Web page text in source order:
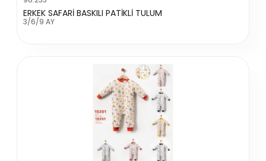
ERKEK SAFARİ BASKILI PATİKLİ TULUM
3/6/9 AY